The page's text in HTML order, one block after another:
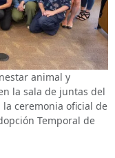
animal y
la sala de juntas del
ceremonia oficial de
Temporal de